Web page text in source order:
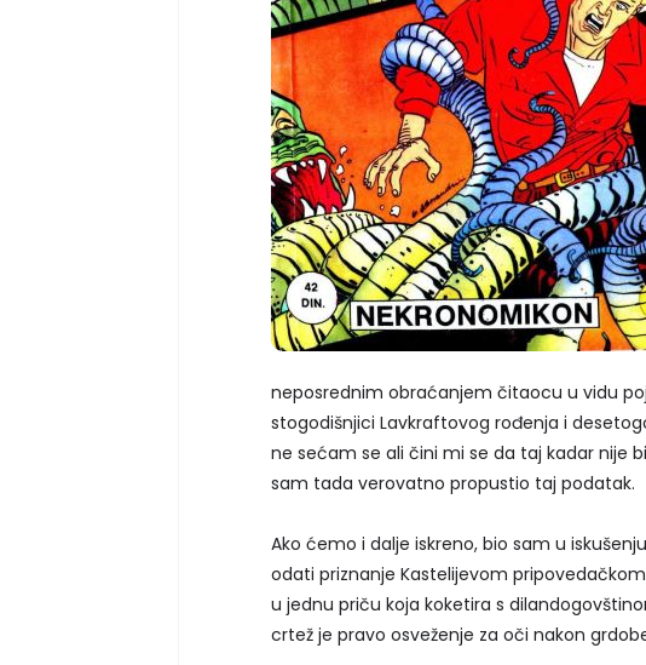
neposrednim obraćanjem čitaocu u vidu
stogodišnjici Lavkraftovog rođenja i
ne sećam se ali čini mi se da taj kadar nije
sam tada verovatno propustio taj podatak.
Ako ćemo i dalje iskreno, bio sam u
odati priznanje Kastelijevom
u jednu priču koja koketira s
crtež je pravo osveženje za oči nakon